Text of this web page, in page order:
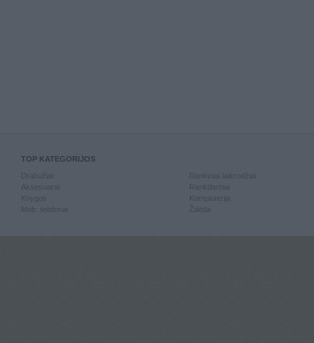
TOP KATEGORIJOS
Knygos
Mob. telefonai
Kompiuterija
Žaislai